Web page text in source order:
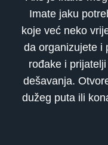
Imate jaku
koje već neko
da organizujete i
rođake i
dešavanja.
dužeg puta ili